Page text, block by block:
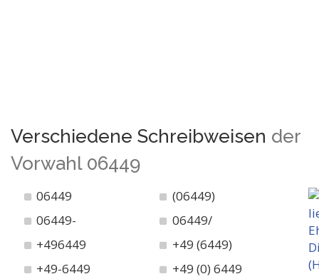
Verschiedene Schreibweisen der
Vorwahl 06449
06449
(06449)
06449-
06449/
+496449
+49 (6449)
+49-6449
+49 (0) 6449